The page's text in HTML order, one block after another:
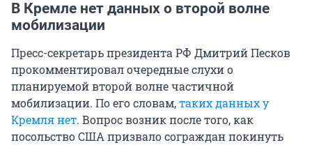
В Кремле нет данных о второй волне
мобилизации
Пресс-секретарь президента РФ Дмитрий Песков
прокомментировал очередные слухи о
планируемой второй волне частичной
мобилизации. По его словам,таких данных у
Кремля нет. Вопрос возник после того, как
посольство США призвало сограждан покинуть